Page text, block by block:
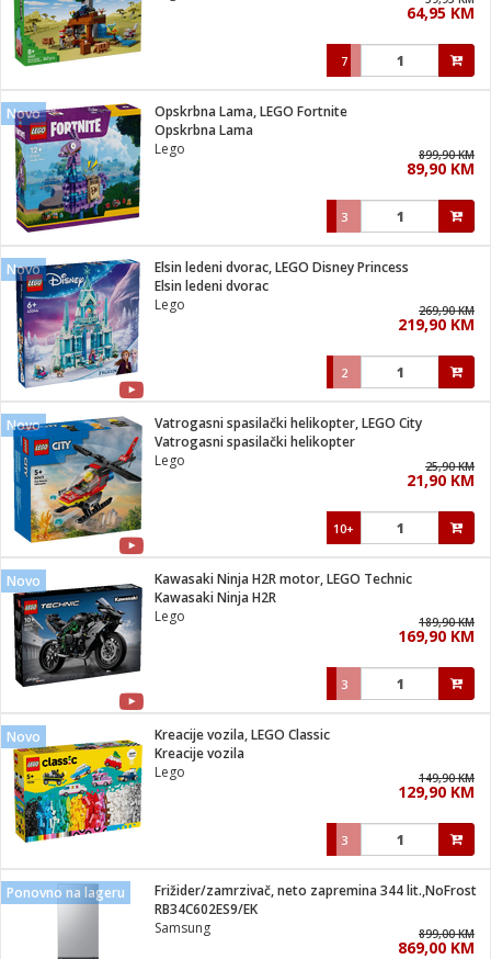
64,95 KM
7
Novo
Opskrbna Lama, LEGO Fortnite
Opskrbna Lama
Lego
899,90 KM
89,90 KM
3
Novo
Elsin ledeni dvorac, LEGO Disney Princess
Elsin ledeni dvorac
Lego
269,90 KM
219,90 KM
2
Novo
Vatrogasni spasilački helikopter, LEGO City
Vatrogasni spasilački helikopter
Lego
25,90 KM
21,90 KM
10+
Novo
Kawasaki Ninja H2R motor, LEGO Technic
Kawasaki Ninja H2R
Lego
189,90 KM
169,90 KM
3
Novo
Kreacije vozila, LEGO Classic
Kreacije vozila
Lego
149,90 KM
129,90 KM
3
Ponovno na lageru
Frižider/zamrzivač, neto zapremina 344 lit.,NoFrost
RB34C602ES9/EK
Samsung
899,00 KM
869,00 KM